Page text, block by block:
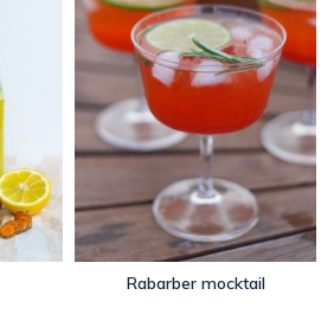
Rabarber mocktail